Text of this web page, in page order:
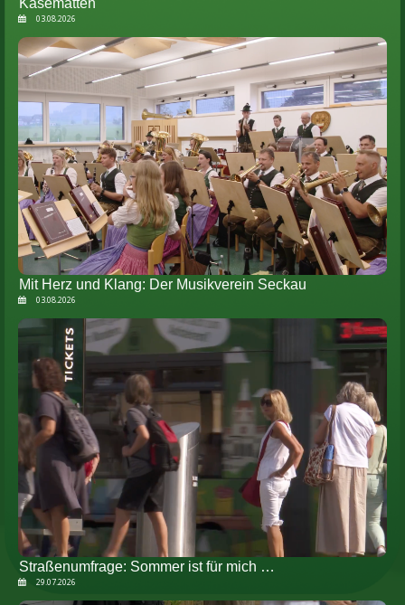
03.08.2026
Mit Herz und Klang: Der Musikverein Seckau
03.08.2026
Straßenumfrage: Sommer ist für mich …
29.07.2026